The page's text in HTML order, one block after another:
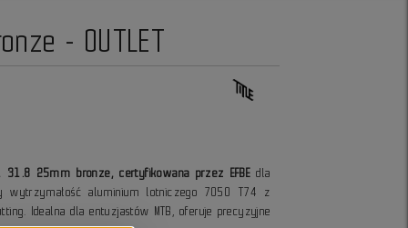
- OUTLET
31.8 25mm bronze, certyfikowana przez EFBE dla
wytrzymałość aluminium lotniczego 7050 T74 z
Idealna dla entuzjastów MTB, oferuje precyzyjne